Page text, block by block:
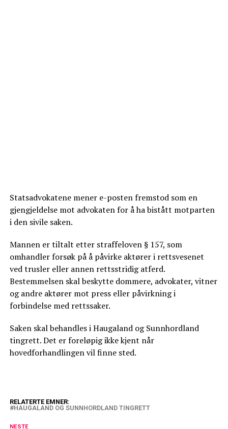
Statsadvokatene mener e-posten fremstod som en
gjengjeldelse mot advokaten for å ha bistått motparten
i den sivile saken.
Mannen er tiltalt etter straffeloven § 157, som
omhandler forsøk på å påvirke aktører i rettsvesenet
ved trusler eller annen rettsstridig atferd.
Bestemmelsen skal beskytte dommere, advokater, vitner
og andre aktører mot press eller påvirkning i
forbindelse med rettssaker.
Saken skal behandles i Haugaland og Sunnhordland
tingrett. Det er foreløpig ikke kjent når
hovedforhandlingen vil finne sted.
RELATERTE EMNER:
HAUGALAND OG SUNNHORDLAND TINGRETT
NESTE